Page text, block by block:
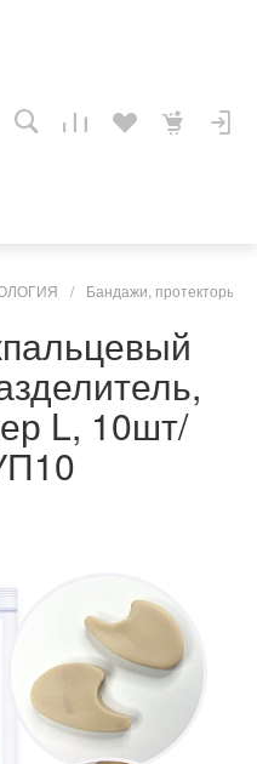
/ Бандажи, протекторы,
L, 10шт/